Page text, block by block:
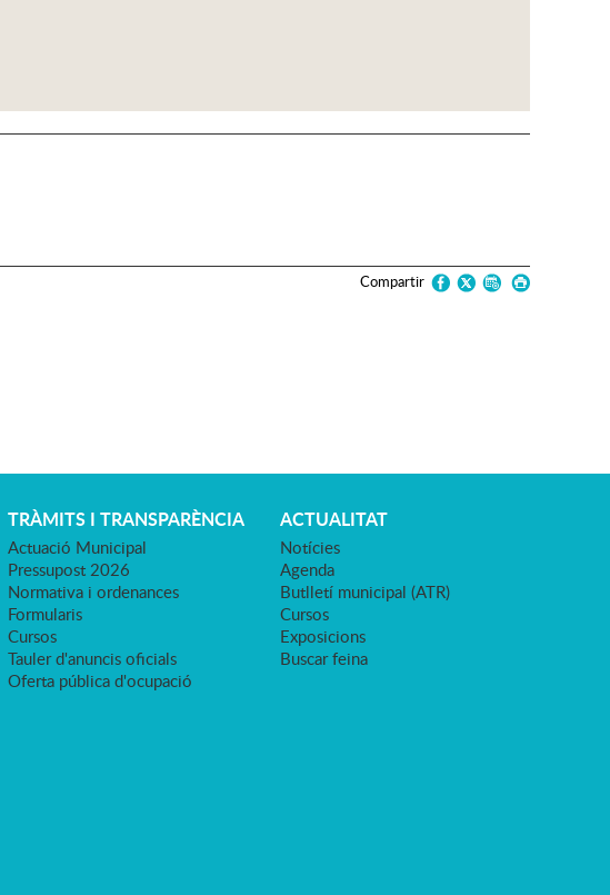
Compartir
TRÀMITS I TRANSPARÈNCIA
Actuació Municipal
Pressupost 2026
Normativa i ordenances
Formularis
Cursos
Tauler d'anuncis oficials
Oferta pública d'ocupació
ACTUALITAT
Notícies
Agenda
Butlletí municipal (ATR)
Cursos
Exposicions
Buscar feina